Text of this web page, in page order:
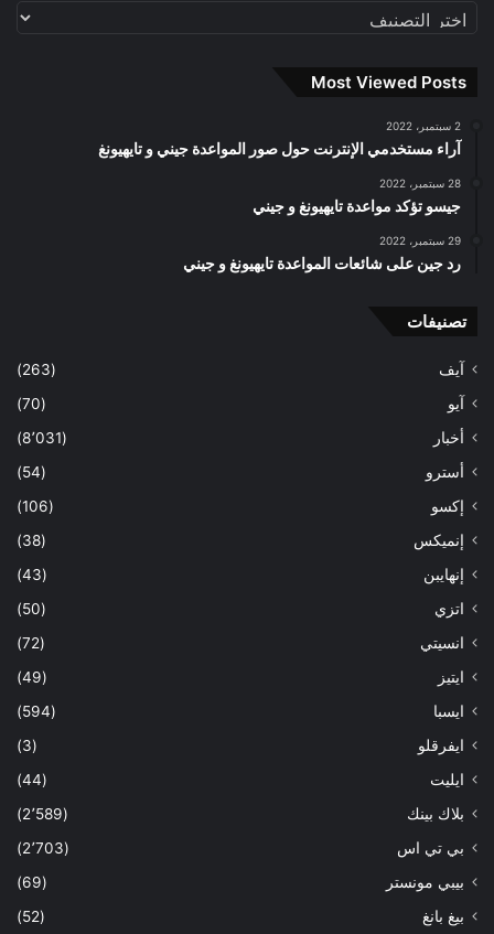
تصنيفات
Most Viewed Posts
2 سبتمبر، 2022
آراء مستخدمي الإنترنت حول صور المواعدة جيني و تايهيونغ
28 سبتمبر، 2022
جيسو تؤكد مواعدة تايهيونغ و جيني
29 سبتمبر، 2022
رد جين على شائعات المواعدة تايهيونغ و جيني
تصنيفات
آيف
(263)
آيو
(70)
أخبار
(8٬031)
أسترو
(54)
إكسو
(106)
إنميكس
(38)
إنهايبن
(43)
اتزي
(50)
انسيتي
(72)
ايتيز
(49)
ايسبا
(594)
ايفرقلو
(3)
ايليت
(44)
بلاك بينك
(2٬589)
بي تي اس
(2٬703)
بيبي مونستر
(69)
بيغ بانغ
(52)